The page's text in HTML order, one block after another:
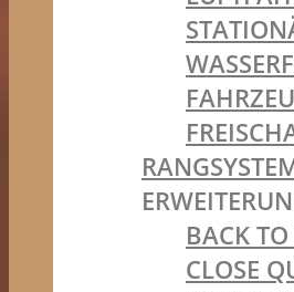
BACK
CLOSE